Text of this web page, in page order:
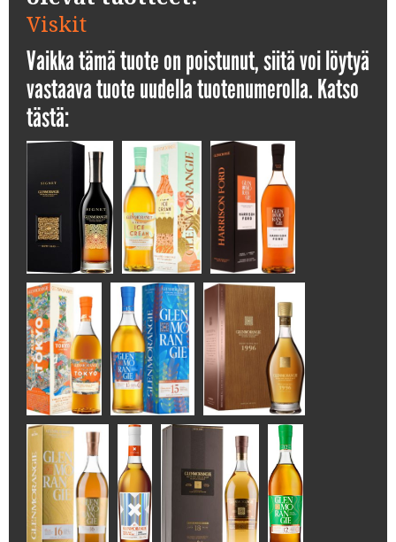
Viskit
Vaikka tämä tuote on poistunut, siitä voi löytyä
vastaava tuote uudella tuotenumerolla. Katso
tästä: